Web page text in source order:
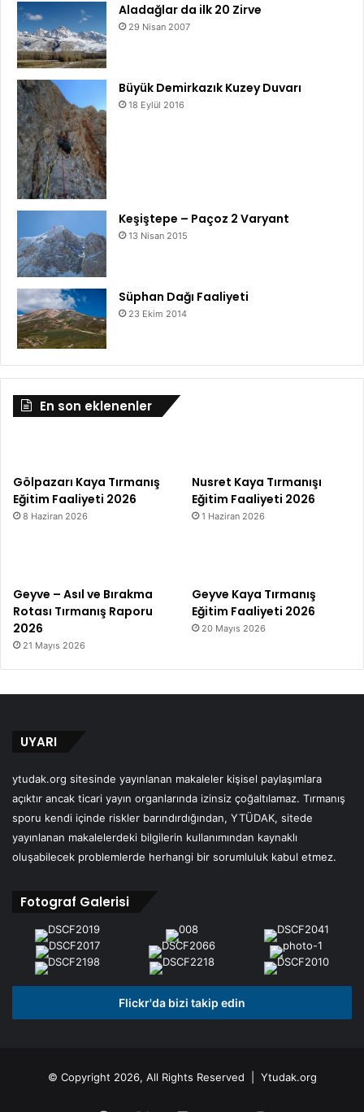
Aladağlar da ilk 20 Zirve
29 Nisan 2007
Büyük Demirkazık Kuzey Duvarı
18 Eylül 2016
Keşiştepe – Paçoz 2 Varyant
13 Nisan 2015
Süphan Dağı Faaliyeti
23 Ekim 2014
En son eklenenler
Gölpazarı Kaya Tırmanış
Eğitim Faaliyeti 2026
8 Haziran 2026
Nusret Kaya Tırmanışı
Eğitim Faaliyeti 2026
1 Haziran 2026
Geyve – Asıl ve Bırakma
Rotası Tırmanış Raporu
2026
21 Mayıs 2026
Geyve Kaya Tırmanış
Eğitim Faaliyeti 2026
20 Mayıs 2026
UYARI
ytudak.org sitesinde yayınlanan makaleler kişisel paylaşımlara
açıktır ancak ticari yayın organlarında izinsiz çoğaltılamaz. Tırmanış
sporu kendi içinde riskler barındırdığından, YTÜDAK, sitede
yayınlanan makalelerdeki bilgilerin kullanımından kaynaklı
oluşabilecek problemlerde herhangi bir sorumluluk kabul etmez.
Fotograf Galerisi
Flickr'da bizi takip edin
© Copyright 2026, All Rights Reserved | Ytudak.org